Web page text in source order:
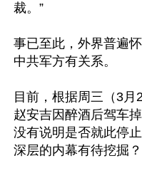
裁。”
事已至此，外界普遍
中共军方有关系。
目前，根据周三（3月
赵安吉因醉酒后驾车
没有说明是否就此停
深层的内幕有待挖掘？